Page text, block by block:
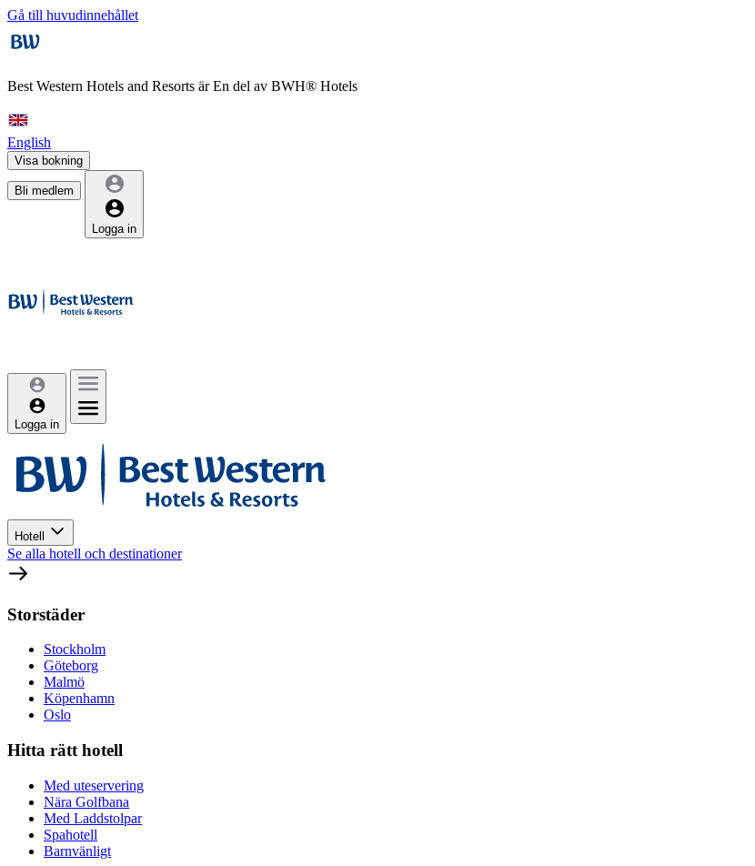
Gå till huvudinnehållet
Best Western Hotels and Resorts ärEn del av BWH® Hotels
English
Visa bokning
Bli medlem
Logga in
Logga in
Hotell
Se alla hotell och destinationer
Storstäder
Stockholm
Göteborg
Malmö
Köpenhamn
Oslo
Hitta rätt hotell
Med uteservering
Nära Golfbana
Med Laddstolpar
Spahotell
Barnvänligt